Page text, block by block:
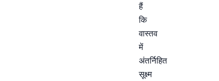
हैं
कि
वास्तव
में
अंतर्निहित
सूक्ष्म